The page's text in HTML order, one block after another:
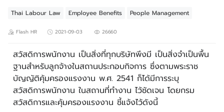
Thai Labour Law Employee Benefits People Management
Flash HR 2021-09-03 26660
สวัสดิการพนักงาน เป็นสิ่งที่ทุกบริษัทพึงมี เป็นสิ่งจำเป็นพื้น
ฐานสำหรับลูกจ้างในสถานประกอบกิจการ ซึ่งตามพระราช
บัญญัติคุ้มครองแรงงาน พ.ศ. 2541 ก็ได้มีการระบุ
สวัสดิการพนักงาน ในสถานที่ทำงาน ไว้ชัดเจน โดยกรม
สวัสดิการและคุ้มครองแรงงาน ชี้แจ้งไว้ดังนี้